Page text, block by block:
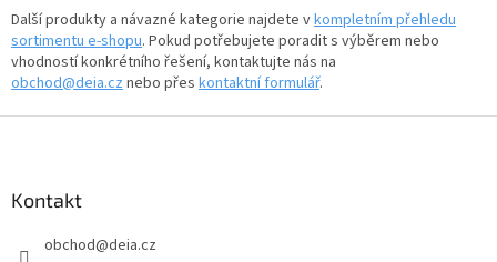
u
Další produkty a návazné kategorie najdete vkompletním přehledu
sortimentu e-shopu. Pokud potřebujete poradit s výběrem nebo
vhodností konkrétního řešení, kontaktujte nás na
obchod@deia.cznebo přes kontaktní formulář.
Kontakt
obchod@deia.cz